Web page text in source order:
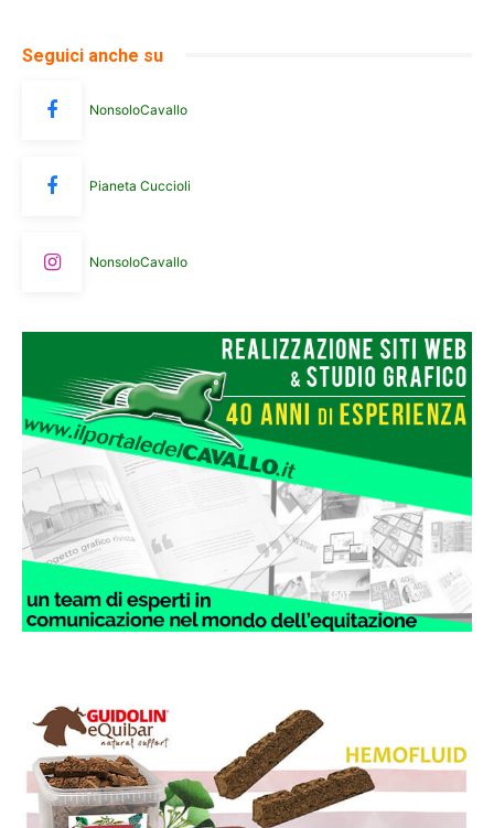
Seguici anche su
NonsoloCavallo
Pianeta Cuccioli
NonsoloCavallo